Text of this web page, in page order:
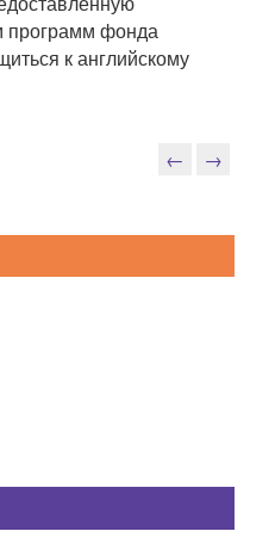
программ фонда
к английскому
← →